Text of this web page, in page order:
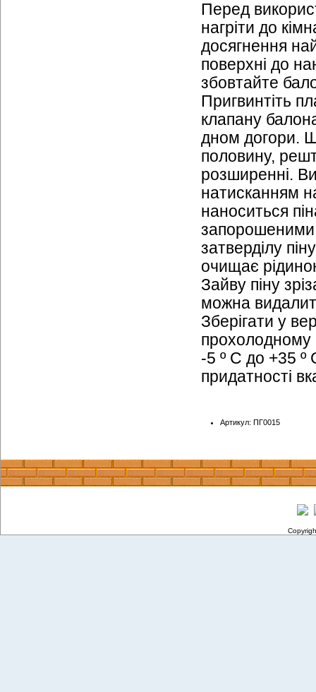
Перед
нагріти до
досягнення
поверхні до
збовтайте
Пригвинтіть
клапану
дном догори.
половину,
розширенні.
натисканням
наноситься
запорошеними.
затверділу
очищає
Зайву піну
можна
Зберігати у
прохолодному
-5 º C до +35 º
придатності
Артикул: ПГ0015